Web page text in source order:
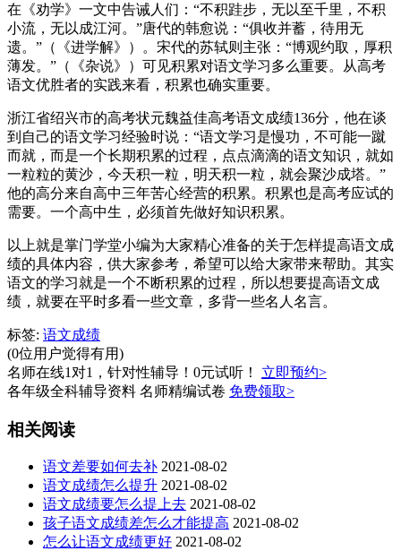
在《劝学》一文中告诫人们：“不积跬步，无以至千里，不积
小流，无以成江河。”唐代的韩愈说：“俱收并蓄，待用无
遗。”（《进学解》）。宋代的苏轼则主张：“博观约取，厚积
薄发。”（《杂说》）可见积累对语文学习多么重要。从高考
语文优胜者的实践来看，积累也确实重要。
浙江省绍兴市的高考状元魏益佳高考语文成绩136分，他在谈
到自己的语文学习经验时说：“语文学习是慢功，不可能一蹴
而就，而是一个长期积累的过程，点点滴滴的语文知识，就如
一粒粒的黄沙，今天积一粒，明天积一粒，就会聚沙成塔。”
他的高分来自高中三年苦心经营的积累。积累也是高考应试的
需要。一个高中生，必须首先做好知识积累。
以上就是掌门学堂小编为大家精心准备的关于怎样提高语文成
绩的具体内容，供大家参考，希望可以给大家带来帮助。其实
语文的学习就是一个不断积累的过程，所以想要提高语文成
绩，就要在平时多看一些文章，多背一些名人名言。
标签: 语文成绩
(0位用户觉得有用)
名师在线1对1，针对性辅导！0元试听！
立即预约>
各年级全科辅导资料 名师精编试卷 免费领取>
相关阅读
语文差要如何去补 2021-08-02
语文成绩怎么提升 2021-08-02
语文成绩要怎么提上去 2021-08-02
孩子语文成绩差怎么才能提高 2021-08-02
怎么让语文成绩更好 2021-08-02